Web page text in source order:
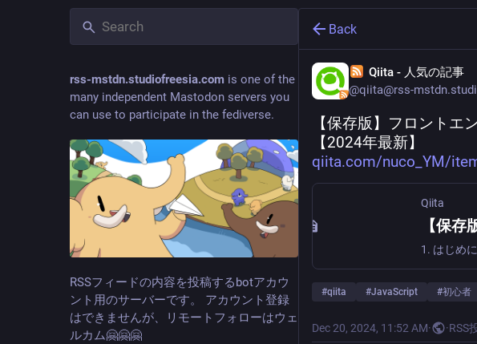
rss-mstdn.studiofreesia.com is one of the
many independent Mastodon servers you
can use to participate in the fediverse.
RSSフィードの内容を投稿するbotアカウ
ント用のサーバーです。 アカウント登録
はできませんが、リモートフォローはウェ
ルカム🤗🤗🤗
Back
Qiita - 人気の記事
@qiita@rss-
【保存版】フロントエ
【2024年最新】
qiita.com/nuco_YM/
Qiita
#qiita #JavaScript #初心者
Dec 20, 2024, 11:52 AM· ·RSS